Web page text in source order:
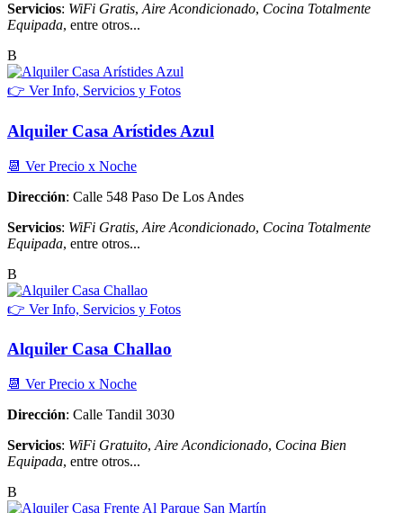
Servicios: WiFi Gratis, Aire Acondicionado, Cocina Totalmente
Equipada, entre otros...
B
👉 Ver Info, Servicios y Fotos
Alquiler Casa Arístides Azul
📆 Ver Precio x Noche
Dirección: Calle 548 Paso De Los Andes
Servicios: WiFi Gratis, Aire Acondicionado, Cocina Totalmente
Equipada, entre otros...
B
👉 Ver Info, Servicios y Fotos
Alquiler Casa Challao
📆 Ver Precio x Noche
Dirección: Calle Tandil 3030
Servicios: WiFi Gratuito, Aire Acondicionado, Cocina Bien
Equipada, entre otros...
B